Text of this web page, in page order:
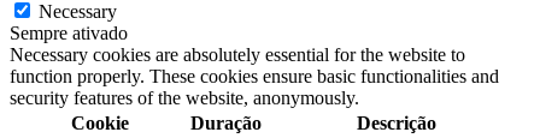
Necessary
Sempre ativado
Necessary cookies are absolutely essential for the website to
function properly. These cookies ensure basic functionalities and
security features of the website, anonymously.
Cookie
Duração Descrição